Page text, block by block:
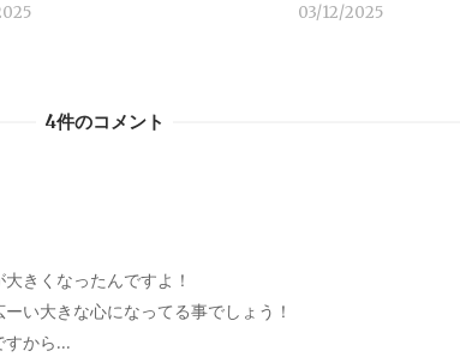
03/12/2025
4件のコメント
きくなったんですよ！
い大きな心になってる事でしょう！
すから…